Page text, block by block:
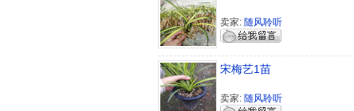
卖家: 随风聆听
宋梅艺1苗
卖家: 随风聆听